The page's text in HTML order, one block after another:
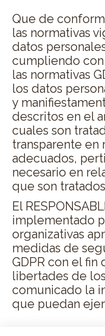
Que de
las normativas
datos
cumpliendo
las normativas
los datos
y
descritos en el
cuales son
transparente en
adecuados,
necesario en
que son
El
implementado
organizativas
medidas de
GDPR con el
libertades de
comunicado la
que puedan